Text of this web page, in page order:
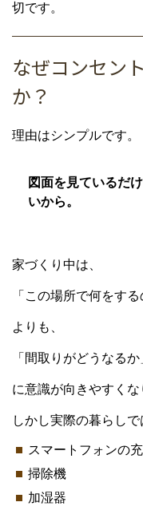
切です。
なぜコンセン
か？
理由はシンプルです。
図面を見ているだ
いから。
家づくり中は、
「この場所で何をする
よりも、
「間取りがどうなるか
に意識が向きやすくな
しかし実際の暮らしで
スマートフォンの
掃除機
加湿器